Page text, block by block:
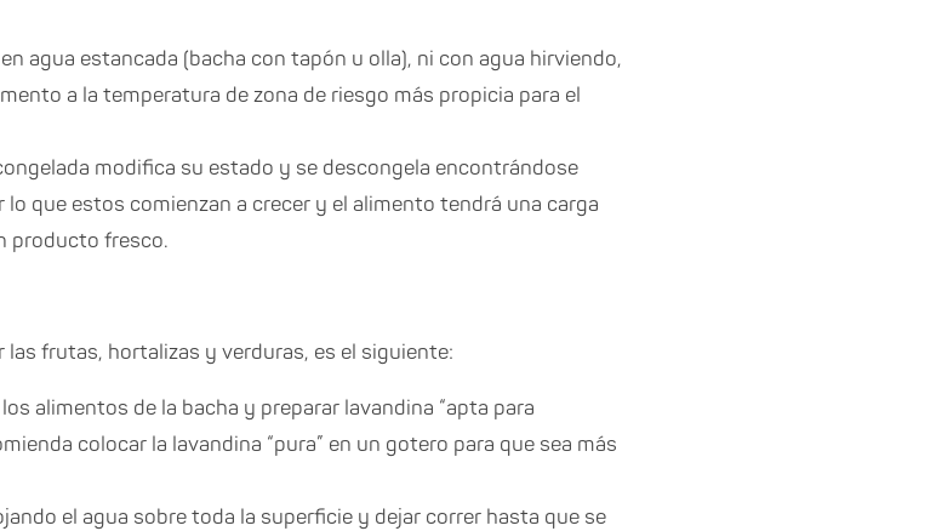
agua estancada (bacha con tapón u olla), ni con agua hirviendo,
a la temperatura de zona de riesgo más propicia para el
modifica su estado y se descongela encontrándose
que estos comienzan a crecer y el alimento tendrá una carga
producto fresco.
frutas, hortalizas y verduras, es el siguiente:
alimentos de la bacha y preparar lavandina “apta para
colocar la lavandina “pura” en un gotero para que sea más
el agua sobre toda la superficie y dejar correr hasta que se